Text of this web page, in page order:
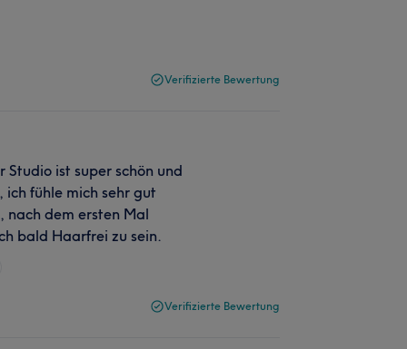
Verifizierte Bewertung
ist super schön und
ich fühle mich sehr gut
nach dem ersten Mal
bald Haarfrei zu sein.
Verifizierte Bewertung